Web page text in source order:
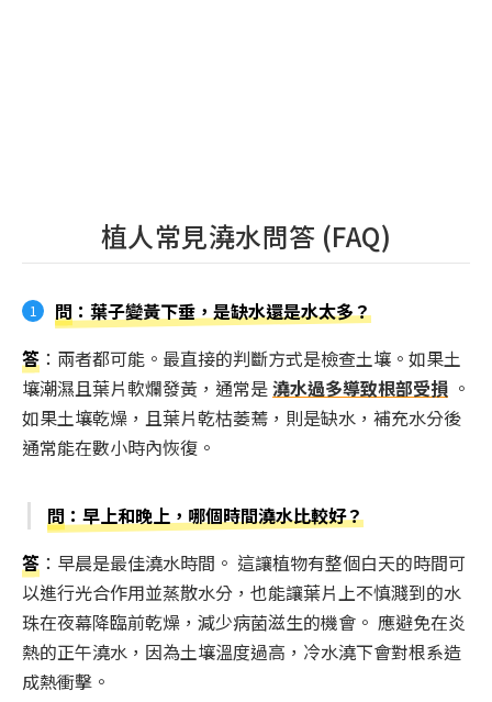
植人常見澆水問答 (FAQ)
問 ：葉子變黃下垂，是缺水還是水太多？
答 ：兩者都可能。最直接的判斷方式是檢查土壤。如果土
壤潮濕且葉片軟爛發黃，通常是澆水過多導致根部受損 。
如果土壤乾燥，且葉片乾枯萎蔫，則是缺水，補充水分後
通常能在數小時內恢復。
問 ：早上和晚上，哪個時間澆水比較好？
答 ：早晨是最佳澆水時間。 這讓植物有整個白天的時間可
以進行光合作用並蒸散水分，也能讓葉片上不慎濺到的水
珠在夜幕降臨前乾燥，減少病菌滋生的機會。 應避免在炎
熱的正午澆水，因為土壤溫度過高，冷水澆下會對根系造
成熱衝擊。